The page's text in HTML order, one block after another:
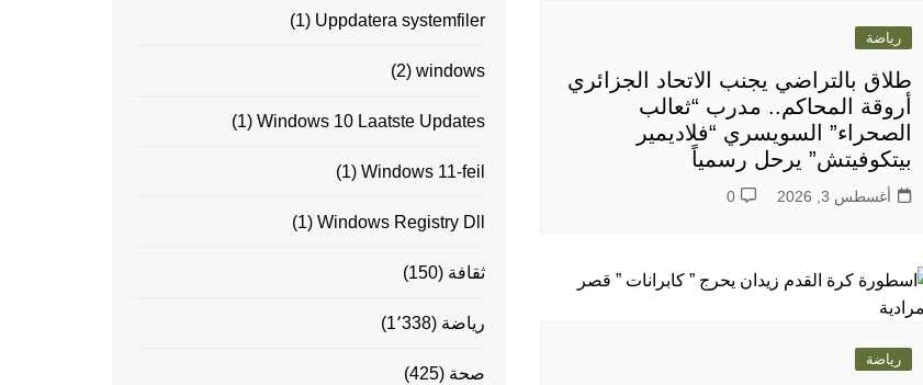
رياضة
طلاق بالتراضي يجنب الاتحاد الجزائري
أروقة المحاكم.. مدرب “ثعالب
الصحراء” السويسري “فلاديمير
بيتكوفيتش” يرحل رسمياً
أغسطس 3, 2026 0
رياضة
Uppdatera systemfiler
(1)
windows
(2)
Windows 10 Laatste Updates
(1)
Windows 11-feil
(1)
Windows Registry Dll
(1)
ثقافة (150)
رياضة (1٬338)
صحة (425)